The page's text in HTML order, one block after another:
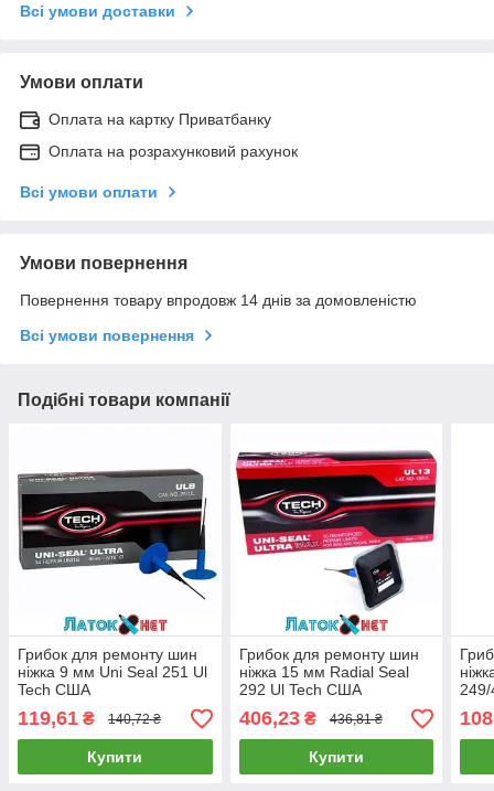
Всі умови доставки
Умови оплати
Оплата на картку Приватбанку
Оплата на розрахунковий рахунок
Всі умови оплати
Умови повернення
Повернення товару впродовж 14 днів за домовленістю
Всі умови повернення
Подібні товари компанії
Грибок для ремонту шин
ніжка 9 мм Uni Seal 251 Ul
Tech США
119,61 ₴ 140,72 ₴
Купити
Грибок для ремонту шин
ніжка 15 мм Radial Seal
292 Ul Tech США
406,23₴ 436,81 ₴
Купити